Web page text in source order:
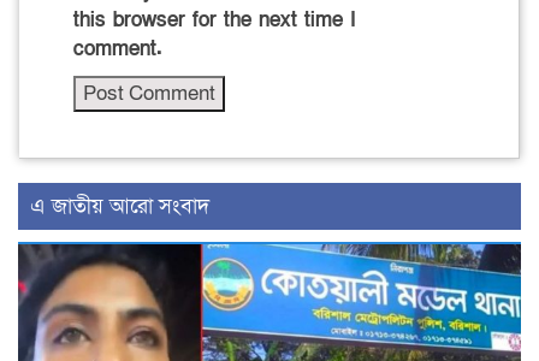
this browser for the next time I
comment.
এ জাতীয় আরো সংবাদ